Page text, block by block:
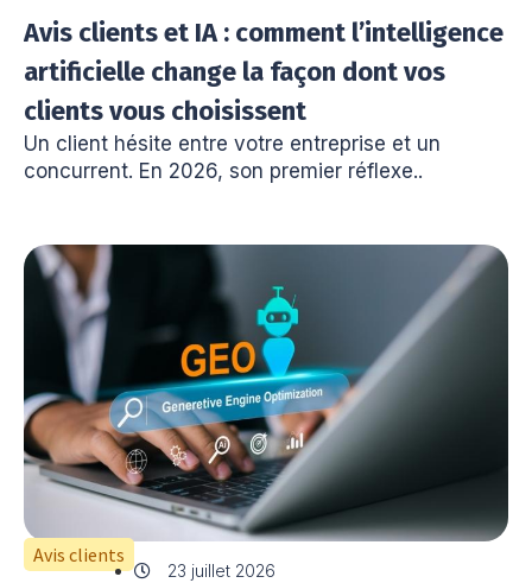
Avis clients et IA : comment l’intelligence
artificielle change la façon dont vos
clients vous choisissent
Un client hésite entre votre entreprise et un
concurrent. En 2026, son premier réflexe..
Avis clients
23 juillet 2026